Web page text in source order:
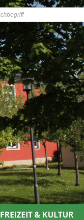
FREIZEIT & KULTUR